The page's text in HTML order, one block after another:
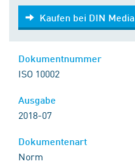
Kaufen bei DIN Media
Kaufen bei DIN Media
ISO 10002
2018-07
Norm